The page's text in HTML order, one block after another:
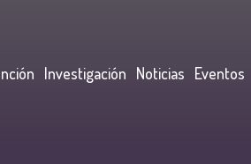
Investigación Noticias Eventos